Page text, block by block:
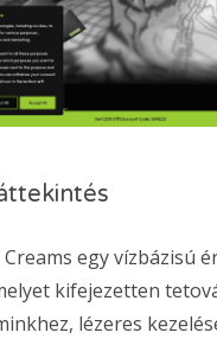
egy vízbázisú
kifejezetten
lézeres